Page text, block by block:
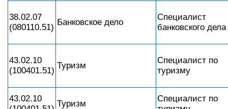
38.02.07
(080110.51)
Банковское дело
Специалист
банковского дела
43.02.10
(100401.51)
Туризм
Специалист по
туризму
43.02.10
Туризм
Специалист по